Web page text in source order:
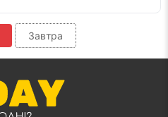
Завтра